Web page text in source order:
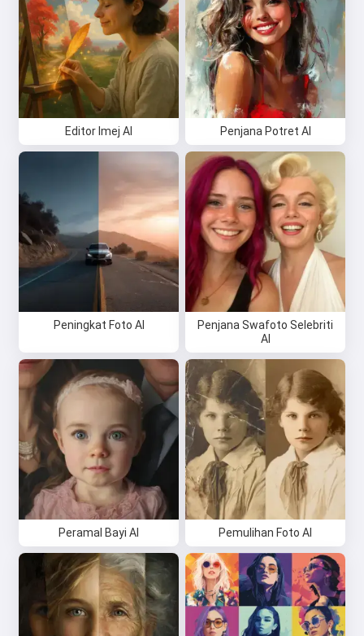
Editor Imej AI Penjana Potret AI
Peningkat Foto AI
Penjana Swafoto Selebriti
AI
Peramal Bayi AI Pemulihan Foto AI